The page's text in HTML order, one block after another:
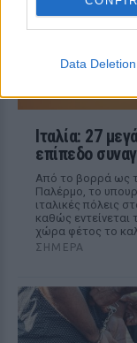
Data Deletion
Ιταλία: 27
επίπεδο
Από το βορρά ως
Παλέρμο, το
ιταλικές πόλεις
καθώς εντείνεται
χώρα φέτος το
ΣΉΜΕΡΑ